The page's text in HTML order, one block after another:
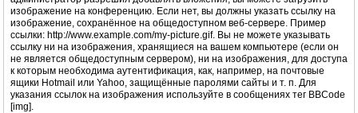
изображение на конференцию. Если нет, вы должны указать ссылку на
изображение, сохранённое на общедоступном веб-сервере. Пример
ссылки: http://www.example.com/my-picture.gif. Вы не можете указывать
ссылку ни на изображения, хранящиеся на вашем компьютере (если он
не является общедоступным сервером), ни на изображения, для доступа
к которым необходима аутентификация, как, например, на почтовые
ящики Hotmail или Yahoo, защищённые паролями сайты и т. п. Для
указания ссылок на изображения используйте в сообщениях тег BBCode
[img].